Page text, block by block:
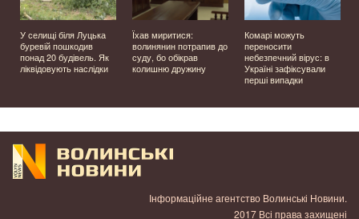
У селищі біля Луцька
буревій пошкодив
понад 20 будівель. Як
ліквідовують наслідки
Їхав миритися:
волинянин потрапив до
суду, бо обікрав
колишню дружину
Комарі можуть
переносити
небезпечний вірус: в
Україні зафіксували
перші випадки
Інформаційне агентство Волинські Новини.
2017 Всі права захищені